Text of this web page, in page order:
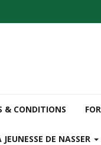
& CONDITIONS
DE NASSER